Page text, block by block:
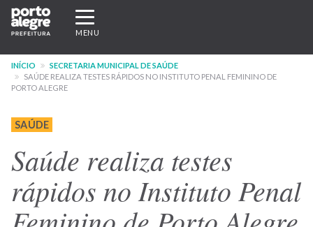
Pular
para
conteúdo
principal
Expandir/recolher
navegação
MENU
INÍCIO
SECRETARIA MUNICIPAL DE SAÚDE
SAÚDE REALIZA TESTES RÁPIDOS NO INSTITUTO PENAL FEMININO DE
PORTO ALEGRE
SAÚDE
Saúde realiza testes
rápidos no Instituto Penal